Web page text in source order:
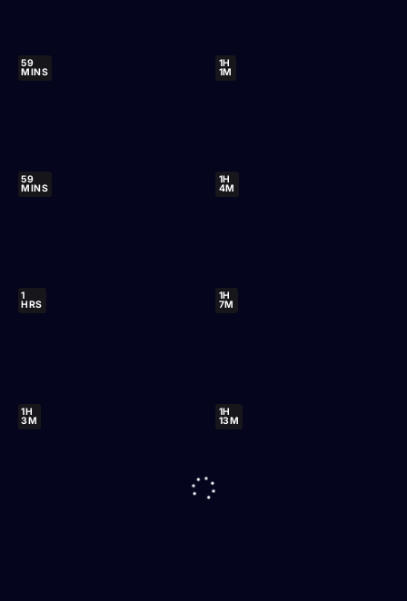
59
MINS
1H
1M
59
MINS
1H
4M
1
HRS
1H
7M
1H
3M
1H
13M